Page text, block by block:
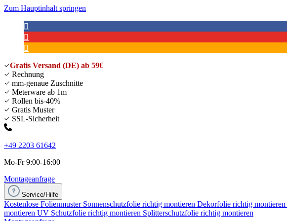
Zum Hauptinhalt springen
Gratis Versand (DE) ab 59€
Rechnung
mm-genaue Zuschnitte
Meterware ab 1m
Rollen bis-40%
Gratis Muster
SSL-Sicherheit
+49 2203 61642
Mo-Fr 9:00-16:00
Montageanfrage
Service/Hilfe
Kostenlose Folienmuster Sonnenschutzfolie richtig montieren Dekorfolie richtig montieren
montieren UV Schutzfolie richtig montieren Splitterschutzfolie richtig montieren